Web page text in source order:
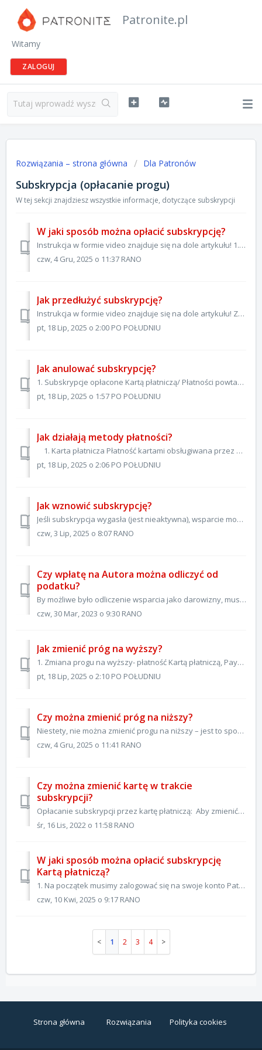
Patronite.pl
Witamy
ZALOGUJ
Rozwiązania – strona główna Dla Patronów
Subskrypcja (opłacanie progu)
W tej sekcji znajdziesz wszystkie informacje, dotyczące subskrypcji
W jaki sposób można opłacić subskrypcję?
Instrukcja w formie video znajduje się na dole artykułu! 1. Na początek przechodzimy do wyboru Autora, którego chcemy wspierać. Można to zrobić na kilka sp...
czw, 4 Gru, 2025 o 11:37 RANO
Jak przedłużyć subskrypcję?
Instrukcja w formie video znajduje się na dole artykułu! Zaloguj się na swoje konto Patronite i przejdź do sekcji Aktywne subskrypcje na stronie Moje subs...
pt, 18 Lip, 2025 o 2:00 PO POŁUDNIU
Jak anulować subskrypcję?
1. Subskrypcje opłacone Kartą płatniczą/ Płatności powtarzalne BLIK/ PayPal Ten rodzaj subskrypcji można anulować samodzielnie. Wystarczy wejść w sekcję „A...
pt, 18 Lip, 2025 o 1:57 PO POŁUDNIU
Jak działają metody płatności?
1. Karta płatnicza Płatność kartami obsługiwana przez bank ING; można w niej płacić każdym rodzajem kart (również w walucie innej niż złotówka) - do je...
pt, 18 Lip, 2025 o 2:06 PO POŁUDNIU
Jak wznowić subskrypcję?
Jeśli subskrypcja wygasła (jest nieaktywna), wsparcie można wznowić na 2 sposoby: W pierwszej kolejności należy: a) zalogować się do swojego profilu Patr...
czw, 3 Lip, 2025 o 8:07 RANO
Czy wpłatę na Autora można odliczyć od
podatku?
By możliwe było odliczenie wsparcia jako darowizny, musisz upewnić się, czy wspierany przez Ciebie Autor spełnia poniższe założenia. Zgodnie z art. 26 ust...
czw, 30 Mar, 2023 o 9:30 RANO
Jak zmienić próg na wyższy?
1. Zmiana progu na wyższy- płatność Kartą płatniczą, Paypal 1. Na początek trzeba przejść do sekcji „Aktywne subskrypcje” w Strefie Patrona: Mój profil. 2...
pt, 18 Lip, 2025 o 2:10 PO POŁUDNIU
Czy można zmienić próg na niższy?
Niestety, nie można zmienić progu na niższy – jest to spowodowane problemami przy rozliczaniu takich operacji. By zostać Patronem na niższym progu, należy p...
czw, 4 Gru, 2025 o 11:41 RANO
Czy można zmienić kartę w trakcie
subskrypcji?
Opłacanie subskrypcji przez kartę płatniczą: Aby zmienić/ zaktualizować kartę w systemie wystarczy: 1. Kliknąć "Deaktywuj" w tym linku: https:...
śr, 16 Lis, 2022 o 11:58 RANO
W jaki sposób można opłacić subskrypcję
Kartą płatniczą?
1. Na początek musimy zalogować się na swoje konto Patronite. Jeśli jeszcze nie masz swojego konta na Patronite, załóż je tutaj! 2. Teraz przechodzimy do w...
czw, 10 Kwi, 2025 o 9:17 RANO
1 2 3 4
Strona główna Rozwiązania Polityka cookies